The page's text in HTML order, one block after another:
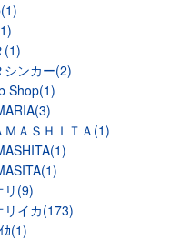
(1)
シンカー(2)
Shop(1)
ＭＡＳＨＩＴＡ(1)
リ(9)
リイカ(173)
ｶ(1)